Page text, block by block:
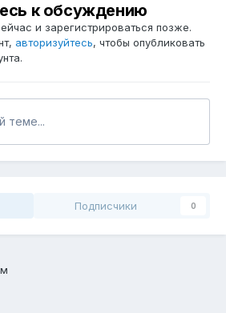
к обсуждению
и зарегистрироваться позже.
авторизуйтесь, чтобы опубликовать
теме...
Подписчики 0